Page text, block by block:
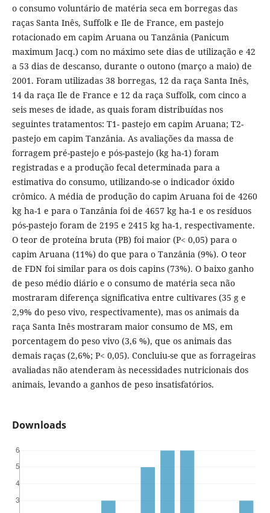
o consumo voluntário de matéria seca em borregas das
raças Santa Inês, Suffolk e Ile de France, em pastejo
rotacionado em capim Aruana ou Tanzânia (Panicum
maximum Jacq.) com no máximo sete dias de utilização e 42
a 53 dias de descanso, durante o outono (março a maio) de
2001. Foram utilizadas 38 borregas, 12 da raça Santa Inês,
14 da raça Ile de France e 12 da raça Suffolk, com cinco a
seis meses de idade, as quais foram distribuídas nos
seguintes tratamentos: T1- pastejo em capim Aruana; T2-
pastejo em capim Tanzânia. As avaliações da massa de
forragem pré-pastejo e pós-pastejo (kg ha-1) foram
registradas e a produção fecal determinada para a
estimativa do consumo, utilizando-se o indicador óxido
crômico. A média de produção do capim Aruana foi de 4260
kg ha-1 e para o Tanzânia foi de 4657 kg ha-1 e os resíduos
pós-pastejo foram de 2195 e 2415 kg ha-1, respectivamente.
O teor de proteína bruta (PB) foi maior (P< 0,05) para o
capim Aruana (11%) do que para o Tanzânia (9%). O teor
de FDN foi similar para os dois capins (73%). O baixo ganho
de peso médio diário e o consumo de matéria seca não
mostraram diferença significativa entre cultivares (35 g e
2,9% do peso vivo, respectivamente), mas os animais da
raça Santa Inês mostraram maior consumo de MS, em
porcentagem do peso vivo (3,6 %), que os animais das
demais raças (2,6%; P< 0,05). Concluiu-se que as forrageiras
avaliadas não atenderam às necessidades nutricionais dos
animais, levando a ganhos de peso insatisfatórios.
Downloads